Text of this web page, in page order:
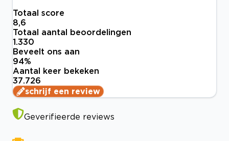
Totaal score
8,6
Totaal aantal beoordelingen
1.330
Beveelt ons aan
94%
Aantal keer bekeken
37.726
schrijf een review
Geverifieerde reviews